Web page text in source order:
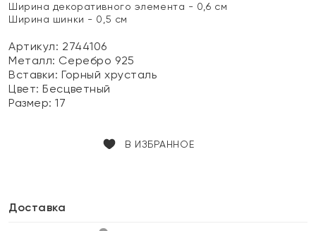
Ширина декоративного элемента - 0,6 см
Ширина шинки - 0,5 см
Артикул: 2744106
Металл: Серебро 925
Вставки:Горный хрусталь
Цвет:Бесцветный
Размер:17
В ИЗБРАННОЕ
Доставка